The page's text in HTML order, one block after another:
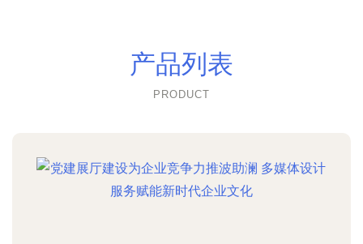
产品列表
PRODUCT